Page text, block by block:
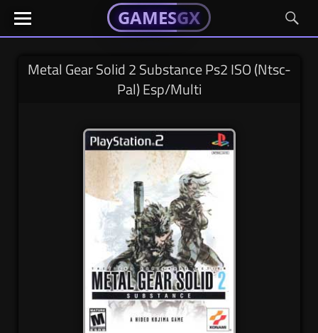
Skip
GAMESGX
El
portal
tus
GAMESGX
GAMESGX
El
portal
tusMetal Gear Solid 2 Substance Ps2 ISO (Ntsc-
Pal) Esp/Multi